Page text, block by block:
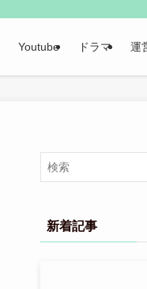
Youtube ドラマ 運
新着記事